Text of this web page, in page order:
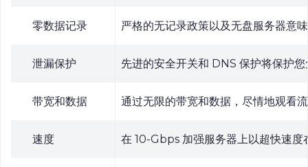
零数据记录 严格的无记录政策以及无盘服务器意
泄漏保护 先进的安全开关和 DNS 保护将保护
带宽和数据 通过无限的带宽和数据，尽情地观看
速度 在 10-Gbps 加强服务器上以超快速度